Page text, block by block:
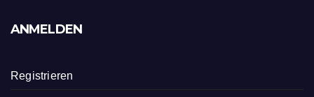
ANMELDEN
Registrieren